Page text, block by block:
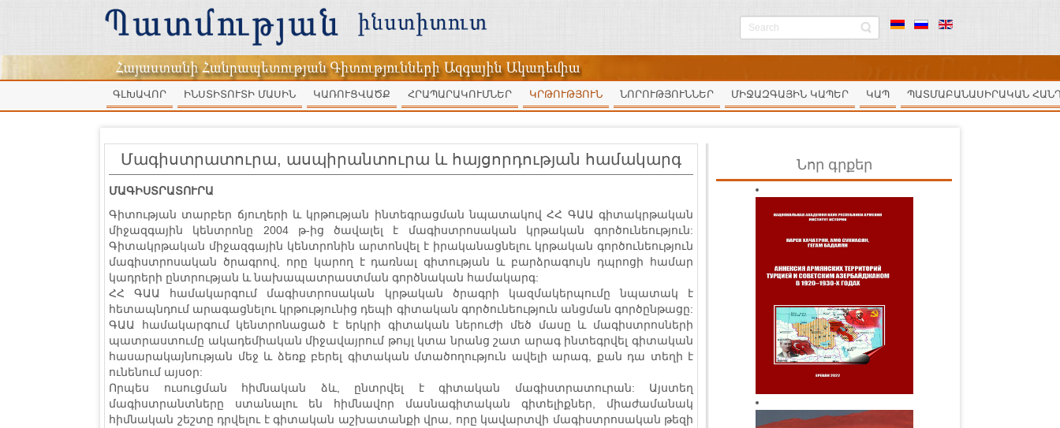
ԳԼԽԱՎՈՐ ԻՆՍՏԻՏՈՒՏԻ ՄԱՍԻՆ ԿԱՌՈՒՑՎԱԾՔ ՀՐԱՊԱՐԱԿՈՒՄՆԵՐ ԿՐԹՈՒԹՅՈՒՆ ՆՈՐՈՒԹՅՈՒՆՆԵՐ ՄԻՋԱԶԳԱՅԻՆ ԿԱՊԵՐ ԿԱՊ ՊԱՏՄԱԲԱՆԱՍԻՐԱԿԱՆ
Մագիստրատուրա, ասպիրանտուրա և հայցորդության համակարգ
ՄԱԳԻՍՏՐԱՏՈՒՐԱ
Գիտության տարբեր ճյուղերի և կրթության ինտեգրացման նպատակով ՀՀ ԳԱԱ գիտակրթական
միջազգային կենտրոնը 2004 թ-ից ծավալել է մագիստրոսական կրթական գործունեություն:
Գիտակրթական միջազգային կենտրոնին արտոնվել է իրականացնելու կրթական գործունեություն
մագիստրոսական ծրագրով, որը կարող է դառնալ գիտության և բարձրագույն դպրոցի համար
կադրերի ընտրության և նախապատրաստման գործնական համակարգ:
ՀՀ ԳԱԱ համակարգում մագիստրոսական կրթական ծրագրի կազմակերպումը նպատակ է
հետապնդում արագացնելու կրթությունից դեպի գիտական գործունեություն անցման գործընթացը:
ԳԱԱ համակարգում կենտրոնացած է երկրի գիտական ներուժի մեծ մասը և մագիստրոսների
պատրաստումը ակադեմիական միջավայրում թույլ կտա նրանց շատ արագ ինտեգրվել գիտական
հասարակայնության մեջ և ձեռք բերել գիտական մտածողություն ավելի արագ, քան դա տեղի է
ունենում այսօր:
Որպես ուսուցման հիմնական ձև, ընտրվել է գիտական մագիստրատուրան: Այստեղ
մագիստրանտները ստանալու են հիմնավոր մասնագիտական գիտելիքներ, միաժամանակ
հիմնական շեշտը դրվելու է գիտական աշխատանքի վրա, որը կավարտվի մագիստրոսական թեզի
Նոր գրքեր